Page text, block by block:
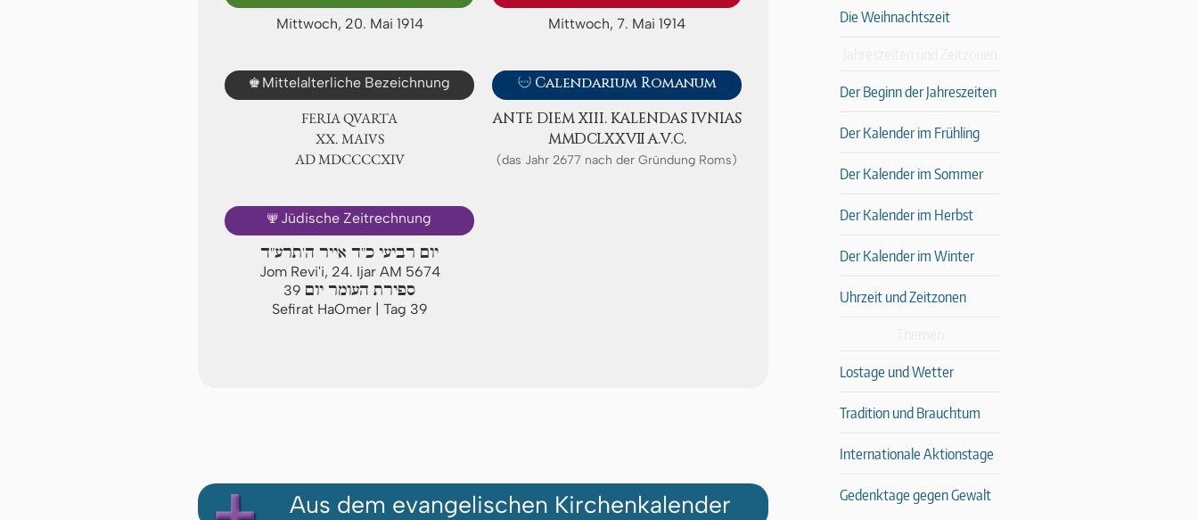
Mittwoch, 20. Mai 1914
Mittwoch, 7. Mai 1914
♚ Mittelalterliche Bezeichnung
FERIA QUARTA
ⅩⅩ. MAIVS
AD ⅯⅮⅭⅭⅭⅭⅩⅣ
 Calendarium Romanum
ANTE DIEM XIII. KA­LEN­DAS IVNIAS
ⅯⅯⅮⅭⅬⅩⅩⅦ A.V.C.
(das Jahr 2677 nach der Gründung Roms)
🕎 Jüdische Zeitrechnung
יום רביעי כ"ד אייר ה'תרע"ד
Jom Revi'i, 24. Ijar AM 5674
39 ספירת העומר יום
Sefirat HaOmer | Tag 39
Aus dem evangelischen Kirchenkalender
Die Weihnachtszeit
Der Beginn der Jahreszeiten
Der Kalender im Frühling
Der Kalender im Sommer
Der Kalender im Herbst
Der Kalender im Winter
Uhrzeit und Zeitzonen
Lostage und Wetter
Tradition und Brauchtum
Internationale Aktionstage
Gedenktage gegen Gewalt